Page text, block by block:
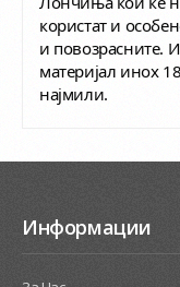
користат и
и повозрасните.
материјал инох
најмили.
Информации